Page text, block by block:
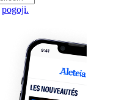
pogoji.